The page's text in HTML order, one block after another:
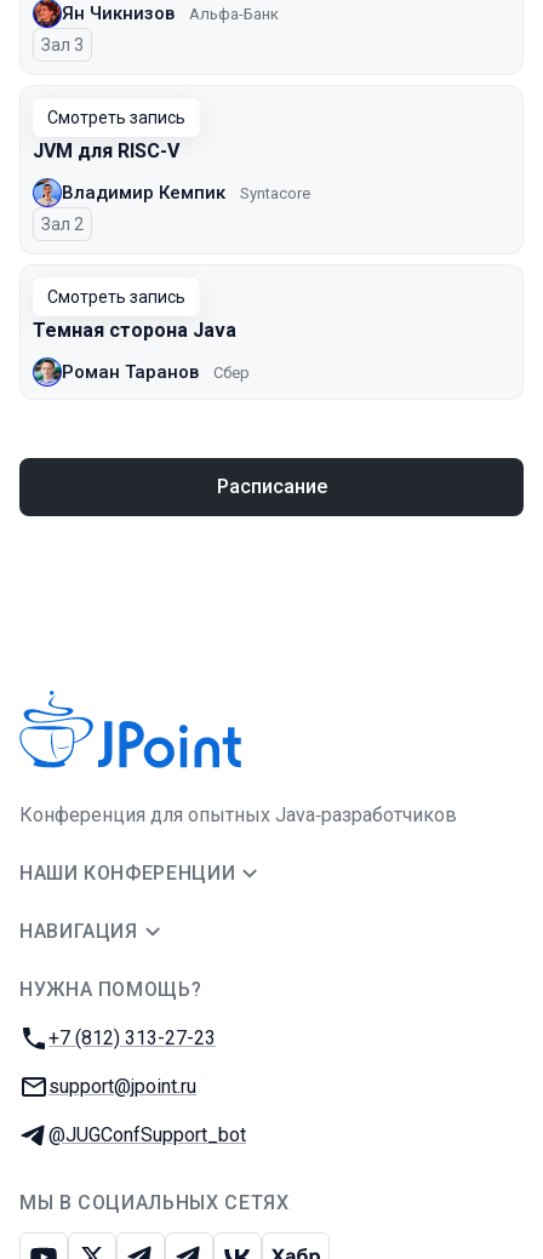
Ян Чикнизов Альфа-Банк
Зал 3
Смотреть запись
JVM для RISC-V
Владимир Кемпик Syntacore
Зал 2
Смотреть запись
Темная сторона Java
Роман Таранов Сбер
Расписание
Конференция для опытных Java‑разработчиков
НАШИ КОНФЕРЕНЦИИ
НАВИГАЦИЯ
НУЖНА ПОМОЩЬ?
Телефон:
+7 (812) 313-27-23
E-mail:
support@jpoint.ru
Телеграм:
@JUGConfSupport_bot
МЫ В СОЦИАЛЬНЫХ СЕТЯХ